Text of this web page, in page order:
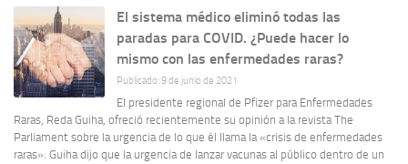
El sistema médico eliminó todas las
paradas para COVID. ¿Puede hacer lo
mismo con las enfermedades raras?
Publicado: 9 de junio de 2021
El presidente regional de Pfizer para Enfermedades
Raras, Reda Guiha, ofreció recientemente su opinión a la revista The
Parliament sobre la urgencia de lo que él llama la «crisis de enfermedades
raras». Guiha dijo que la urgencia de lanzar vacunas al público dentro de un